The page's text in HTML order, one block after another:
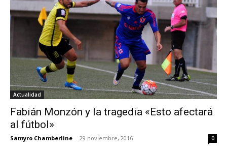
Actualidad
Fabián Monzón y la tragedia «Esto afectará
al fútbol»
Samyro Chamberline - 29 noviembre, 2016 0